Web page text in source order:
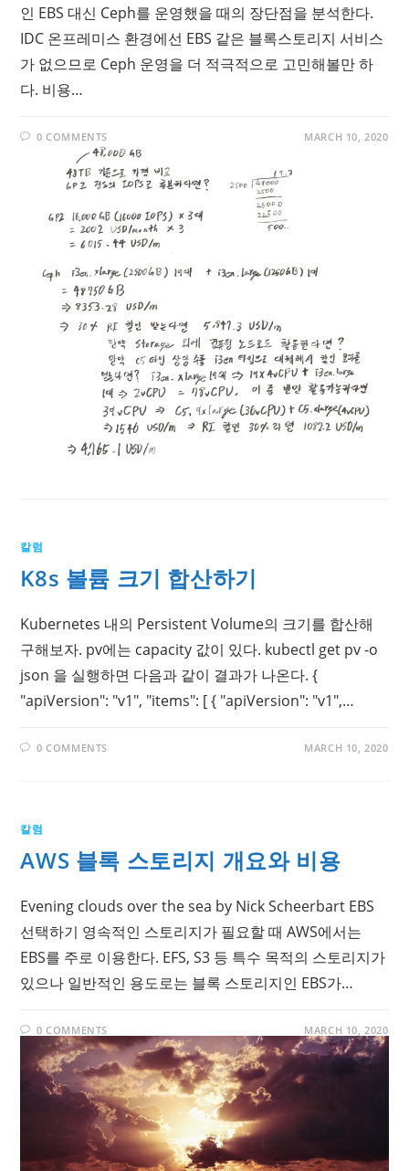
인 EBS 대신 Ceph를 운영했을 때의 장단점을 분석한다.
IDC 온프레미스 환경에선 EBS 같은 블록스토리지 서비스
가 없으므로 Ceph 운영을 더 적극적으로 고민해볼만 하
다. 비용…
0 COMMENTS MARCH 10, 2020
칼럼
K8s 볼륨 크기 합산하기
Kubernetes 내의 Persistent Volume의 크기를 합산해
구해보자. pv에는 capacity 값이 있다. kubectl get pv -o
json 을 실행하면 다음과 같이 결과가 나온다. {
"apiVersion": "v1", "items": [ { "apiVersion": "v1",…
0 COMMENTS MARCH 10, 2020
칼럼
AWS 블록 스토리지 개요와 비용
Evening clouds over the sea by Nick Scheerbart EBS
선택하기 영속적인 스토리지가 필요할 때 AWS에서는
EBS를 주로 이용한다. EFS, S3 등 특수 목적의 스토리지가
있으나 일반적인 용도로는 블록 스토리지인 EBS가…
0 COMMENTS MARCH 10, 2020